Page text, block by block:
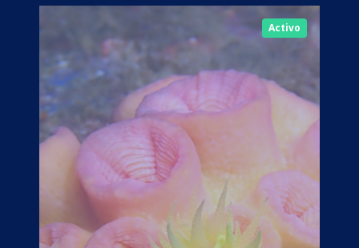
Activo